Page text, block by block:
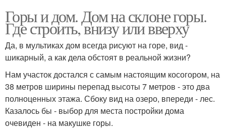
Горы и дом. Дом на склоне горы.
Где строить, внизу или вверху
Да, в мультиках дом всегда рисуют на горе, вид -
шикарный, а как дела обстоят в реальной жизни?
Нам участок достался с самым настоящим косогором, на
38 метров ширины перепад высоты 7 метров - это два
полноценных этажа. Сбоку вид на озеро, впереди - лес.
Казалось бы - выбор для места постройки дома
очевиден - на макушке горы.